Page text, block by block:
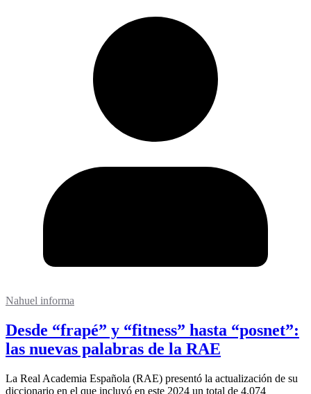
Nahuel informa
Desde “frapé” y “fitness” hasta “posnet”:
las nuevas palabras de la RAE
La Real Academia Española (RAE) presentó la actualización de su
diccionario en el que incluyó en este 2024 un total de 4.074